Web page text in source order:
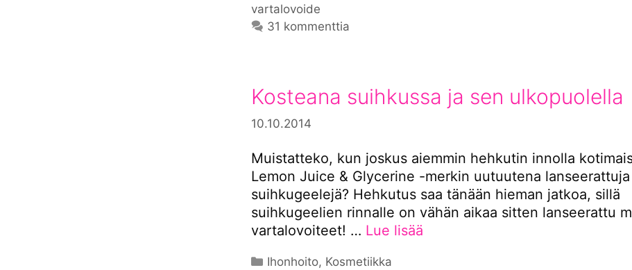
vartalovoide
31 kommenttia
Kosteana suihkussa ja sen ulkopuolella
10.10.2014
Muistatteko, kun joskus aiemmin hehkutin innolla
Lemon Juice & Glycerine -merkin uutuutena lanseerattuja
suihkugeelejä? Hehkutus saa tänään hieman jatkoa, sillä
suihkugeelien rinnalle on vähän aikaa sitten lanseerattu
vartalovoiteet! … Lue lisää
Kategoriat
Ihonhoito, Kosmetiikka